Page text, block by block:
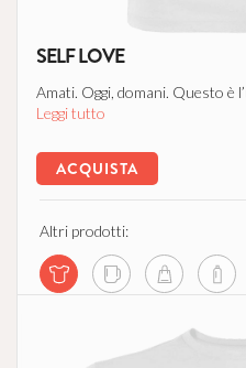
SELF LOVE
Amati. Oggi, domani. Questo è
Leggi tutto
ACQUISTA
Altri prodotti: